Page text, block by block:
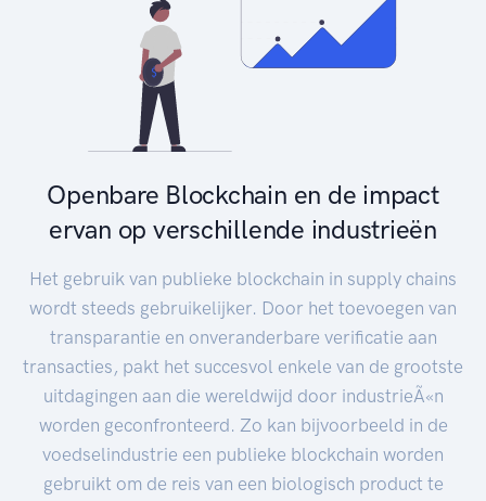
Openbare Blockchain en de impact
ervan op verschillende industrieën
Het gebruik van publieke blockchain in supply chains
wordt steeds gebruikelijker. Door het toevoegen van
transparantie en onveranderbare verificatie aan
transacties, pakt het succesvol enkele van de grootste
uitdagingen aan die wereldwijd door industrieÃ«n
worden geconfronteerd. Zo kan bijvoorbeeld in de
voedselindustrie een publieke blockchain worden
gebruikt om de reis van een biologisch product te